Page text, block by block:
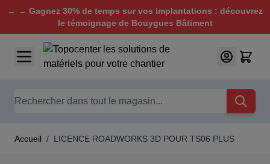
→ → Gagnez 30% de temps sur vos implantations : découvrez
le témoignage de Bouygues Bâtiment
Aller au contenu
Chercher
Accueil / LICENCE ROADWORKS 3D POUR TS06 PLUS